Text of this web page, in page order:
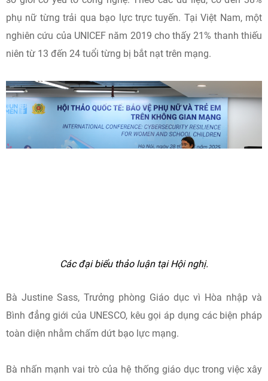
phụ nữ từng trải qua bạo lực trực tuyến. Tại Việt Nam, một
nghiên cứu của UNICEF năm 2019 cho thấy 21% thanh thiếu
niên từ 13 đến 24 tuổi từng bị bắt nạt trên mạng.
Các đại biểu thảo luận tại Hội nghị.
Bà Justine Sass, Trưởng phòng Giáo dục vì Hòa nhập và
Bình đẳng giới của UNESCO, kêu gọi áp dụng các biện pháp
toàn diện nhằm chấm dứt bạo lực mạng.
Bà nhấn mạnh vai trò của hệ thống giáo dục trong việc xây